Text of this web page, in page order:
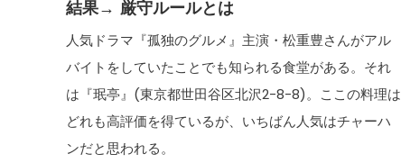
結果→ 厳守ルールとは
人気ドラマ『孤独のグルメ』主演・松重豊さんがアル
バイトをしていたことでも知られる食堂がある。それ
は『珉亭』(東京都世田谷区北沢2-8-8)。ここの料理は
どれも高評価を得ているが、いちばん人気はチャーハ
ンだと思われる。